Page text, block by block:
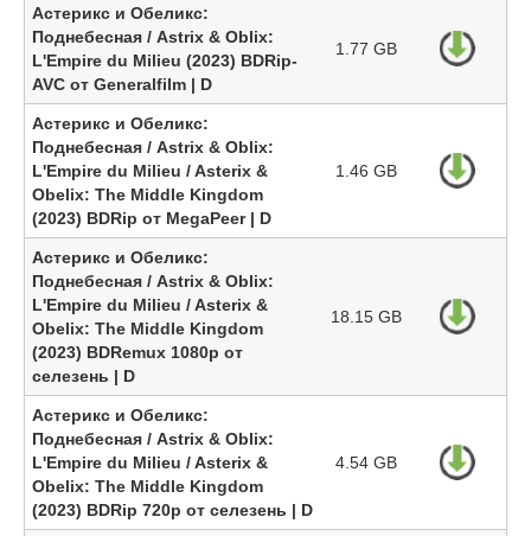
Астерикс и Обеликс:
Поднебесная / Astrix & Oblix:
L'Empire du Milieu (2023) BDRip-
AVC от Generalfilm | D
1.77 GB
Астерикс и Обеликс:
Поднебесная / Astrix & Oblix:
L'Empire du Milieu / Asterix &
Obelix: The Middle Kingdom
(2023) BDRip от MegaPeer | D
1.46 GB
Астерикс и Обеликс:
Поднебесная / Astrix & Oblix:
L'Empire du Milieu / Asterix &
Obelix: The Middle Kingdom
(2023) BDRemux 1080p от
селезень | D
18.15 GB
Астерикс и Обеликс:
Поднебесная / Astrix & Oblix:
L'Empire du Milieu / Asterix &
Obelix: The Middle Kingdom
(2023) BDRip 720p от селезень | D
4.54 GB